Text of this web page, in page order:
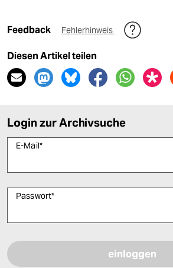
Feedback Fehlerhinweis
Diesen Artikel teilen
Login zur Archivsuche
E-Mail*
Passwort*